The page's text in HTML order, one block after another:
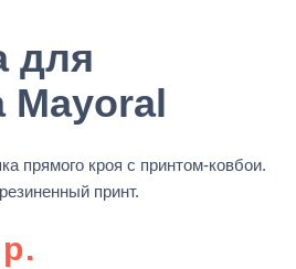
для
Mayoral
прямого кроя с принтом-ковбои.
принт.
р.